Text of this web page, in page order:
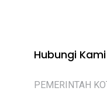
Hubungi Kami
PEMERINTAH